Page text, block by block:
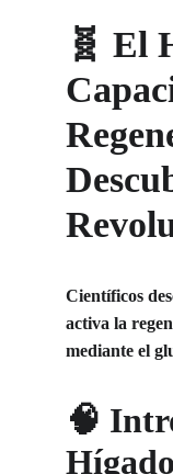
🧬 El
Científicos
activa la
mediante el
🧠